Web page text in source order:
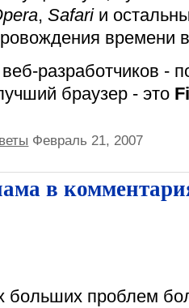
,Safariи
времени
разработчиков -
браузер - это
Февраль 21, 2007
в
больших проблем